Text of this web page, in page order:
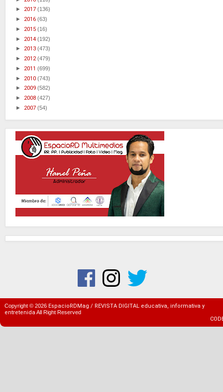
► 2017 (136)
► 2016 (63)
► 2015 (16)
► 2014 (192)
► 2013 (473)
► 2012(479)
► 2011 (699)
► 2010 (743)
► 2009 (582)
► 2008 (427)
► 2007 (54)
Copyright © 2026 EspacioRDMag / REVISTA DIGITAL educativa, informativa y
entretenidaAll Right Reserved